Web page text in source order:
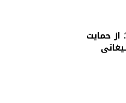
حمایت